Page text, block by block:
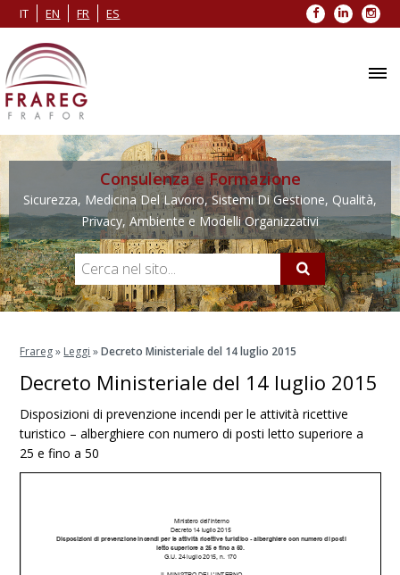
IT EN FR ES Facebook
LinkedIn
Consulenza e Formazione
Sicurezza, Medicina Del Lavoro, Sistemi Di Gestione, Qualità,
Privacy, Ambiente e Modelli Organizzativi
Frareg» Leggi »Decreto Ministeriale del 14 luglio 2015
Decreto Ministeriale del 14 luglio 2015
Disposizioni di prevenzione incendi per le attività ricettive
turistico – alberghiere con numero di posti letto superiore a
25 e fino a 50